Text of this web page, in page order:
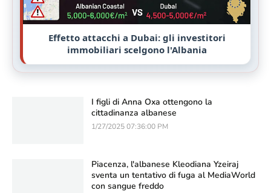
Effetto attacchi a Dubai: gli investitori
immobiliari scelgono l'Albania
I figli di Anna Oxa ottengono la
cittadinanza albanese
1/27/2025 07:36:00 PM
Piacenza, l'albanese Kleodiana Yzeiraj
sventa un tentativo di fuga al MediaWorld
con sangue freddo